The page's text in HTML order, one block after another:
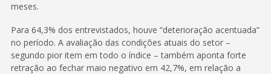
meses.
Para 64,3% dos entrevistados, houve “deterioração acentuada”
no período. A avaliação das condições atuais do setor –
segundo pior item em todo o índice – também aponta forte
retração ao fechar maio negativo em 42,7%, em relação a